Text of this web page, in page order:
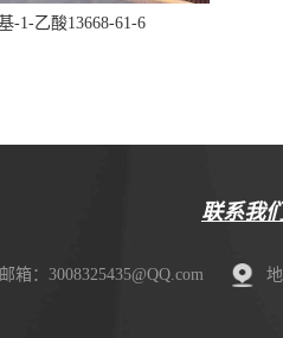
-1-乙酸13668-61-6
联系我
邮箱：3008325435@QQ.com